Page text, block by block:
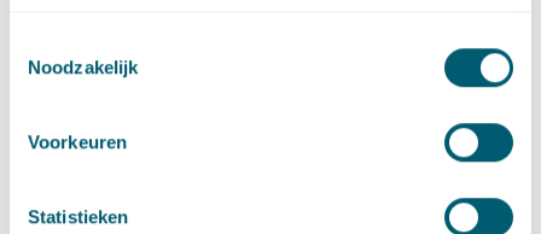
Noodzakelijk
Voorkeuren
Statistieken
APV? Let goed op de duur!
·
4 december 2024